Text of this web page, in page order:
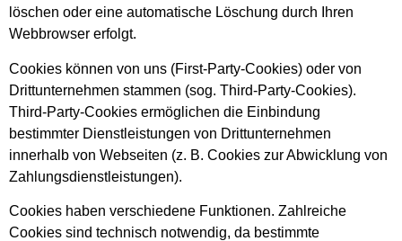
löschen oder eine automatische Löschung durch Ihren
Webbrowser erfolgt.
Cookies können von uns (First-Party-Cookies) oder von
Drittunternehmen stammen (sog. Third-Party-Cookies).
Third-Party-Cookies ermöglichen die Einbindung
bestimmter Dienstleistungen von Drittunternehmen
innerhalb von Webseiten (z. B. Cookies zur Abwicklung von
Zahlungsdienstleistungen).
Cookies haben verschiedene Funktionen. Zahlreiche
Cookies sind technisch notwendig, da bestimmte